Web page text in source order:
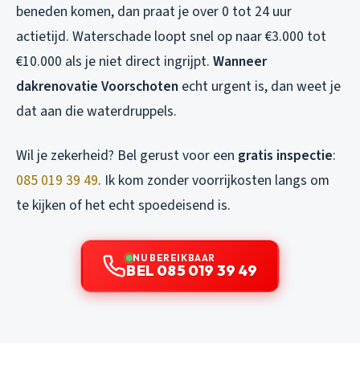
beneden komen, dan praat je over 0 tot 24 uur
actietijd. Waterschade loopt snel op naar €3.000 tot
€10.000 als je niet direct ingrijpt. Wanneer
dakrenovatie Voorschoten echt urgent is, dan weet je
dat aan die waterdruppels.
Wil je zekerheid? Bel gerust voor een gratis inspectie:
085 019 39 49. Ik kom zonder voorrijkosten langs om
te kijken of het echt spoedeisend is.
NU BEREIKBAAR
BEL 085 019 39 49